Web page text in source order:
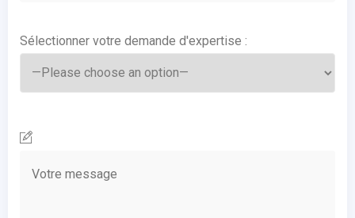
Sélectionner votre demande d'expertise :